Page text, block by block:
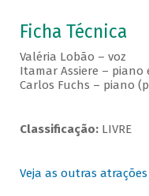
Ficha Técnica
Valéria Lobão – voz
Itamar Assiere – piano
Carlos Fuchs – piano
Classificação: LIVRE
Veja as outras